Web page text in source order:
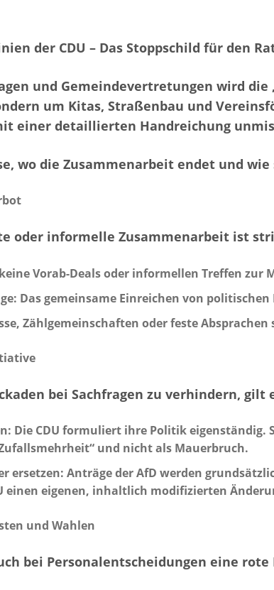
der CDU – Das Stoppschild für den
und Gemeindevertretungen wird
um Kitas, Straßenbau und
einer detaillierten Handreichung
wo die Zusammenarbeit endet und
oder informelle Zusammenarbeit ist
Vorab-Deals oder informellen Treffen zur
Das gemeinsame Einreichen von
Zählgemeinschaften oder feste Absprachen
bei Sachfragen zu verhindern,
Die CDU formuliert ihre Politik
und nicht als Mauerbruch.
ersetzen: Anträge der AfD werden
einen eigenen, inhaltlich modifizierten
und Wahlen
bei Personalentscheidungen eine rote